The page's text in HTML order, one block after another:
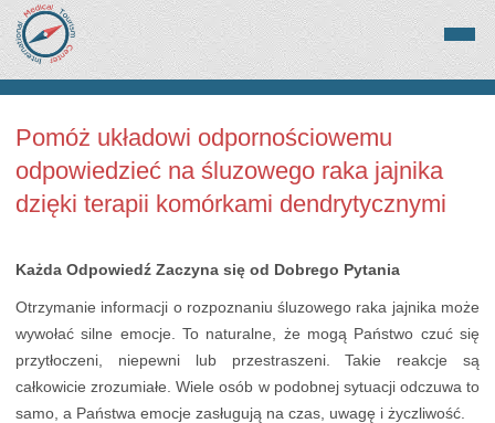
Pomóż układowi odpornościowemu
odpowiedzieć na śluzowego raka jajnika
dzięki terapii komórkami dendrytycznymi
Każda Odpowiedź Zaczyna się od Dobrego Pytania
Otrzymanie informacji o rozpoznaniu śluzowego raka jajnika może
wywołać silne emocje. To naturalne, że mogą Państwo czuć się
przytłoczeni, niepewni lub przestraszeni. Takie reakcje są
całkowicie zrozumiałe. Wiele osób w podobnej sytuacji odczuwa to
samo, a Państwa emocje zasługują na czas, uwagę i życzliwość.